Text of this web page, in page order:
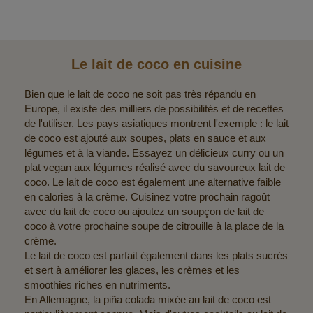
Le lait de coco en cuisine
Bien que le lait de coco ne soit pas très répandu en
Europe, il existe des milliers de possibilités et de recettes
de l'utiliser. Les pays asiatiques montrent l'exemple : le lait
de coco est ajouté aux soupes, plats en sauce et aux
légumes et à la viande. Essayez un délicieux curry ou un
plat vegan aux légumes réalisé avec du savoureux lait de
coco. Le lait de coco est également une alternative faible
en calories à la crème. Cuisinez votre prochain ragoût
avec du lait de coco ou ajoutez un soupçon de lait de
coco à votre prochaine soupe de citrouille à la place de la
crème.
Le lait de coco est parfait également dans les plats sucrés
et sert à améliorer les glaces, les crèmes et les
smoothies riches en nutriments.
En Allemagne, la piña colada mixée au lait de coco est